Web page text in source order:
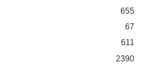
655
67
611
2390